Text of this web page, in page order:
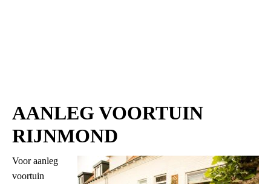
AANLEG VOORTUIN
RIJNMOND
Voor aanleg
voortuin